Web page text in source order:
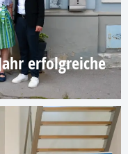
erfolgreiche